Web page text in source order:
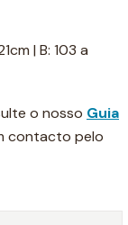
| B: 103 a
o nosso Guia
contacto pelo